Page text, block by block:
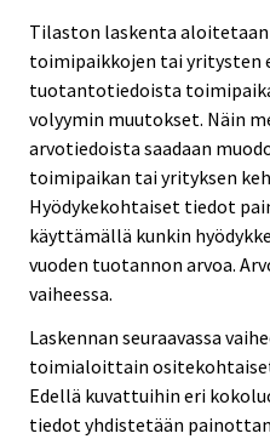
Tilaston laskenta
toimipaikkojen tai yritysten
tuotantotiedoista
volyymin muutokset. Näin
arvotiedoista saadaan
toimipaikan tai yrityksen
Hyödykekohtaiset tiedot
käyttämällä kunkin
vuoden tuotannon arvoa.
vaiheessa.
Laskennan seuraavassa
toimialoittain
Edellä kuvattuihin eri
tiedot yhdistetään